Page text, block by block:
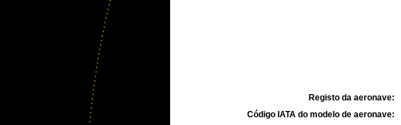
Registo da aeronave:
Código IATA do modelo de aeronave: